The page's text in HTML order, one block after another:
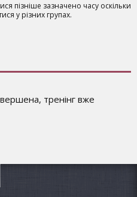
пізніше зазначено часу оскільки
у різних групах.
тренінг вже